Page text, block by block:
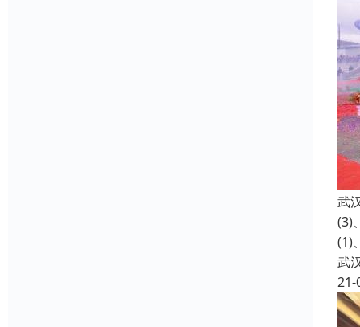
武
(3)
(1)
武
21-